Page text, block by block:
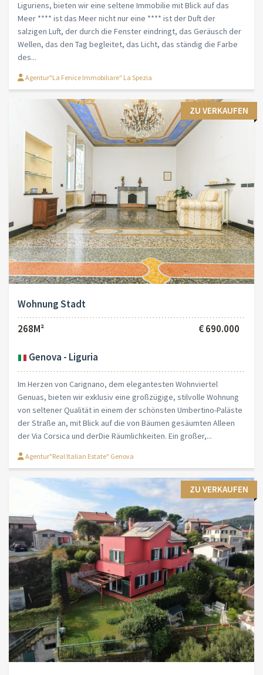
Liguriens, bieten wir eine seltene Immobilie mit Blick auf das
Meer **** ist das Meer nicht nur eine **** ist der Duft der
salzigen Luft, der durch die Fenster eindringt, das Geräusch der
Wellen, das den Tag begleitet, das Licht, das ständig die Farbe
des...
Agentur"La Fenice Immobiliare" La Spezia
ZU VERKAUFEN
Wohnung Stadt
268M²
€ 690.000
Genova - Liguria
Im Herzen von Carignano, dem elegantesten Wohnviertel
Genuas, bieten wir exklusiv eine großzügige, stilvolle Wohnung
von seltener Qualität in einem der schönsten Umbertino-Paläste
der Straße an, mit Blick auf die von Bäumen gesäumten Alleen
der Via Corsica und derDie Räumlichkeiten. Ein großer,...
Agentur"Real Italian Estate" Genova
ZU VERKAUFEN